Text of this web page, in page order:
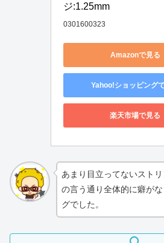
ジ:1.25mm
0301600323
Amazonで見る
Yahoo!ショッピング
楽天市場で見る
あまり目立ってないスト
の言う通り全体的に癖が
グでした。